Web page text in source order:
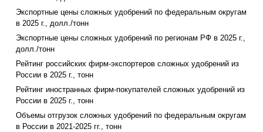
Экспортные цены сложных удобрений по федеральным округам
в 2025 г., долл./тонн
Экспортные цены сложных удобрений по регионам РФ в 2025 г.,
долл./тонн
Рейтинг российских фирм-экспортеров сложных удобрений из
России в 2025 г., тонн
Рейтинг иностранных фирм-покупателей сложных удобрений из
России в 2025 г., тонн
Объемы отгрузок сложных удобрений по федеральным округам
в России в 2021-2025 гг., тонн